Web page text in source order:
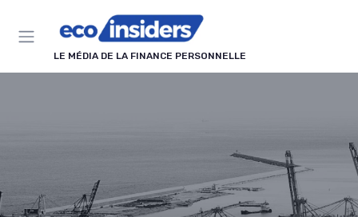
LE MÉDIA DE LA FINANCE PERSONNELLE